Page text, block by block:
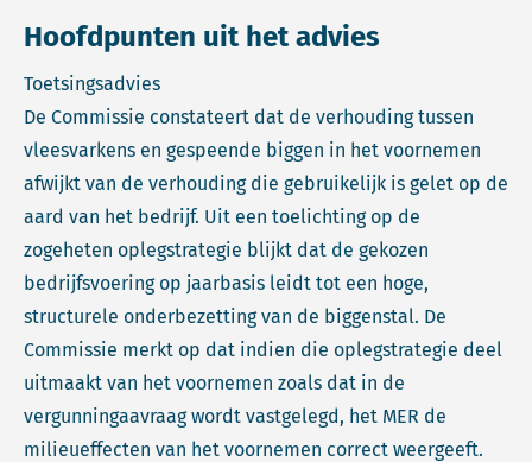
Hoofdpunten uit het advies
Toetsingsadvies
De Commissie constateert dat de verhouding tussen
vleesvarkens en gespeende biggen in het voornemen
afwijkt van de verhouding die gebruikelijk is gelet op de
aard van het bedrijf. Uit een toelichting op de
zogeheten oplegstrategie blijkt dat de gekozen
bedrijfsvoering op jaarbasis leidt tot een hoge,
structurele onderbezetting van de biggenstal. De
Commissie merkt op dat indien die oplegstrategie deel
uitmaakt van het voornemen zoals dat in de
vergunningaavraag wordt vastgelegd, het MER de
milieueffecten van het voornemen correct weergeeft.